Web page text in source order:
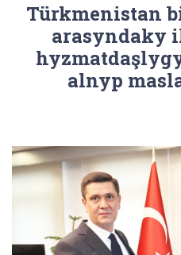
Türkmenistan
arasyndaky
alnyp